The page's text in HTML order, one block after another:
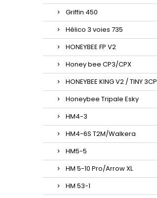
Griffin 450
Hélico 3 voies 735
HONEYBEE FP V2
Honey bee CP3/CPX
HONEYBEE KING V2 / TINY 3CP
Honeybee Tripale Esky
HM4-3
HM4-6S T2M/Walkera
HM5-5
HM 5-10 Pro/Arrow XL
HM 53-1